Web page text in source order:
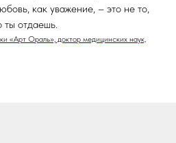
как уважение, – это не то,
ты отдаешь.
«Арт Ораль», доктор медицинских наук,